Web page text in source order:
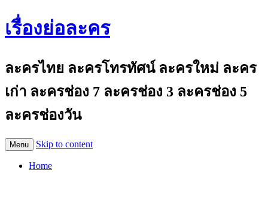
เรื่องย่อละคร
ละครไทย ละครโทรทัศน์ ละครใหม่ ละคร
เก่า ละครช่อง 7 ละครช่อง 3 ละครช่อง 5
ละครช่องวัน
Menu Skip to content
Home